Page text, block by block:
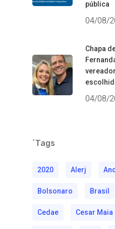
pública
04/08/
Chapa
04/08/
´Tags
2020 Alerj
Bolsonaro Brasil
Cedae Cesar Maia